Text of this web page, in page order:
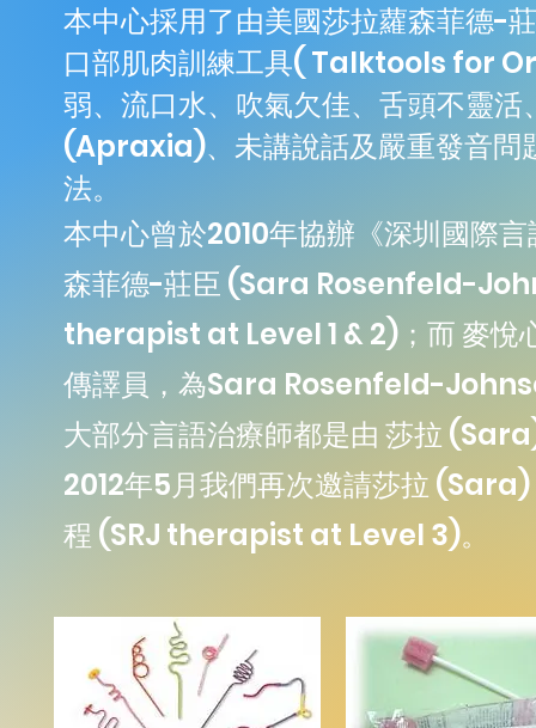
本中心採用了由美國莎拉蘿森菲
口部肌肉訓練工具( Talktools for
弱、流口水、吹氣欠佳、舌頭不靈
(Apraxia)、未講說話及嚴重發音問
法。
本中心曾於2010年協辦《深圳國際
森菲德-莊臣 (Sara Rosenfeld-
therapist at Level 1 & 2)；而 麥悅
傳譯員，為Sara Rosenfeld-
大部分言語治療師都是由 莎拉
2012年5月我們再次邀請莎拉
程 (SRJ therapist at Level 3)。